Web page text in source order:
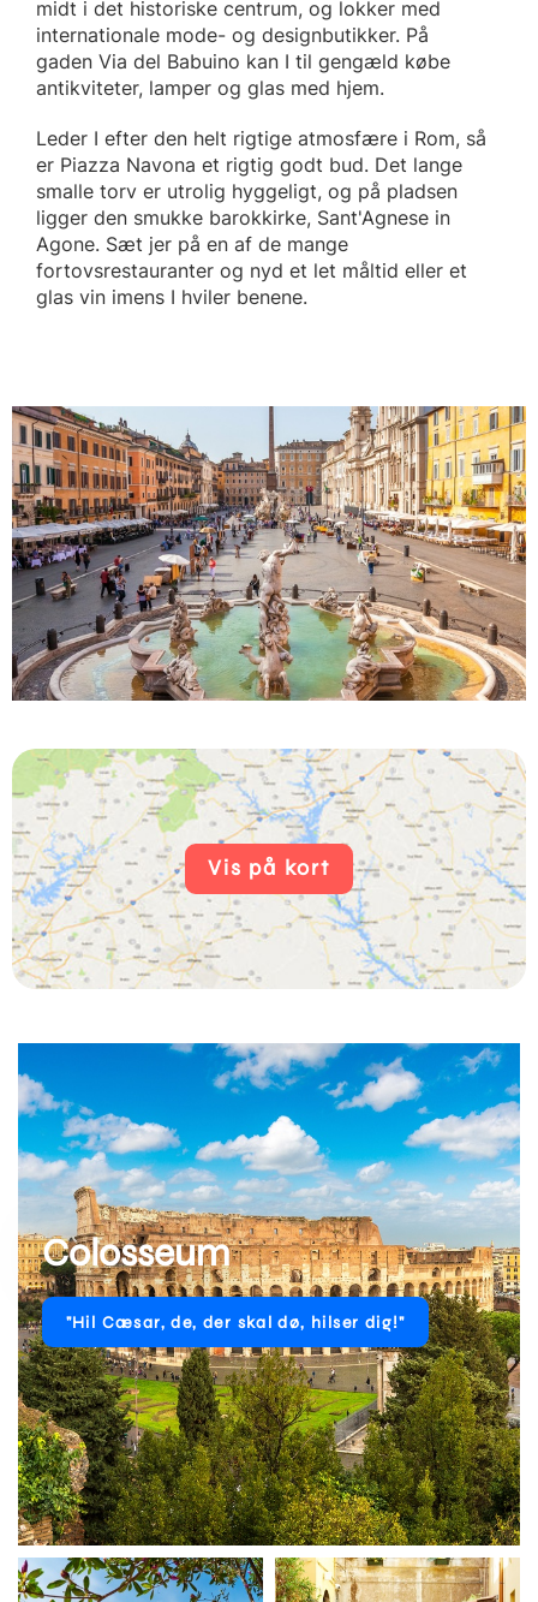
midt i det historiske centrum, og lokker med
internationale mode- og designbutikker. På
gaden Via del Babuino kan I til gengæld købe
antikviteter, lamper og glas med hjem.
Leder I efter den helt rigtige atmosfære i Rom, så
er Piazza Navona et rigtig godt bud. Det lange
smalle torv er utrolig hyggeligt, og på pladsen
ligger den smukke barokkirke, Sant'Agnese in
Agone. Sæt jer på en af de mange
fortovsrestauranter og nyd et let måltid eller et
glas vin imens I hviler benene.
Vis på kort
Colosseum
"Hil Cæsar, de, der skal dø, hilser dig!"